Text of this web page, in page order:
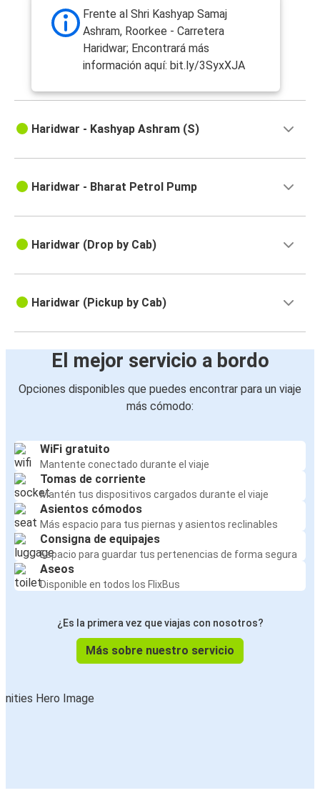
Frente al Shri Kashyap Samaj
Ashram, Roorkee - Carretera
Haridwar; Encontrará más
información aquí: bit.ly/3SyxXJA
Haridwar - Kashyap Ashram (S)
Haridwar - Bharat Petrol Pump
Haridwar (Drop by Cab)
Haridwar (Pickup by Cab)
El mejor servicio a bordo
Opciones disponibles que puedes encontrar para un viaje
más cómodo:
WiFi gratuito
Mantente conectado durante el viaje
Tomas de corriente
Mantén tus dispositivos cargados durante el viaje
Asientos cómodos
Más espacio para tus piernas y asientos reclinables
Consigna de equipajes
Espacio para guardar tus pertenencias de forma segura
Aseos
Disponible en todos los FlixBus
¿Es la primera vez que viajas con nosotros?
Más sobre nuestro servicio